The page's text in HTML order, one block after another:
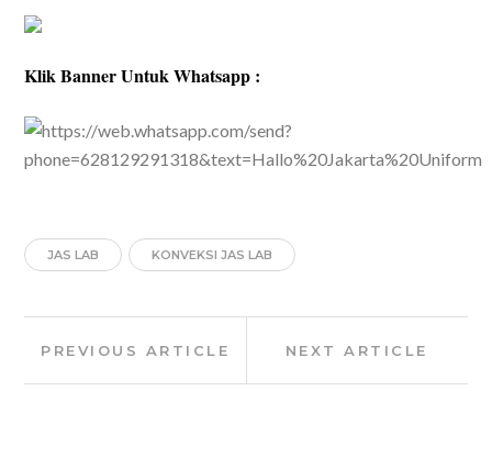
Klik Banner Untuk Whatsapp :
JAS LAB KONVEKSI JAS LAB
navigation
PREVIOUS ARTICLE NEXT ARTICLE